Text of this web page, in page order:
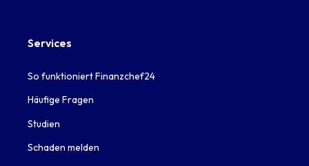
Services
So funktioniert Finanzchef24
Häufige Fragen
Studien
Schaden melden